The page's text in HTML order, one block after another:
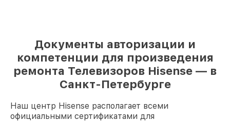
Документы авторизации и
компетенции для произведения
ремонта Телевизоров Hisense — в
Санкт-Петербурге
Наш центр Hisense располагает всеми
официальными сертификатами для